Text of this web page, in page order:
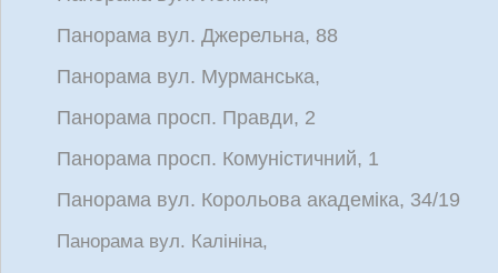
Панорама вул. Джерельна, 88
Панорама вул. Мурманська,
Панорама просп. Правди, 2
Панорама просп. Комуністичний, 1
Панорама вул. Корольова академіка, 34/19
Панорама вул. Калініна,